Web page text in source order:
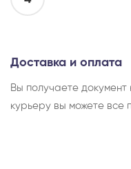
Доставка и оплата
Вы получаете
курьеру вы можете все